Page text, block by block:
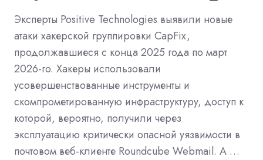
Эксперты Positive Technologies выявили новые
атаки хакерской группировки CapFix,
продолжавшиеся с конца 2025 года по март
2026-го. Хакеры использовали
усовершенствованные инструменты и
скомпрометированную инфраструктуру, доступ к
которой, вероятно, получили через
эксплуатацию критически опасной уязвимости в
почтовом веб-клиенте Roundcube Webmail. А …